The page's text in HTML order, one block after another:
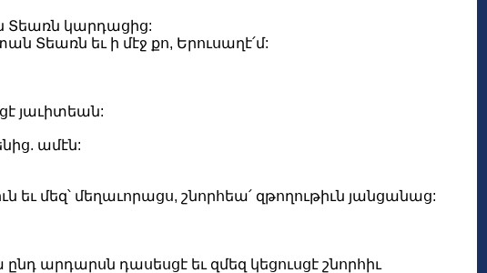
Տեառն կարդացից:
Տեառն եւ ի մէջ քո, Երուսաղէ՛մ:
յաւիտեան:
ամէն:
եւ մեզ՝ մեղաւորացս, շնորհեա՛ զթողութիւն յանցանաց:
արդարսն դասեսցէ եւ զմեզ կեցուսցէ շնորհիւ